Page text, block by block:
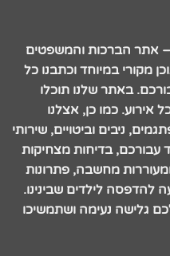
אתר הברכות והמשפטים
מקורי במיוחד וכתבנו כל
באתר שלנו תוכלו
כמו כן, אצלנו
ניבים וביטויים, שירותי
עבורכם, בדיחות מצחיקות
מחשבה, פתרונות
להדפסה לילדים שבינינו.
גלישה נעימה ושתמשיכו